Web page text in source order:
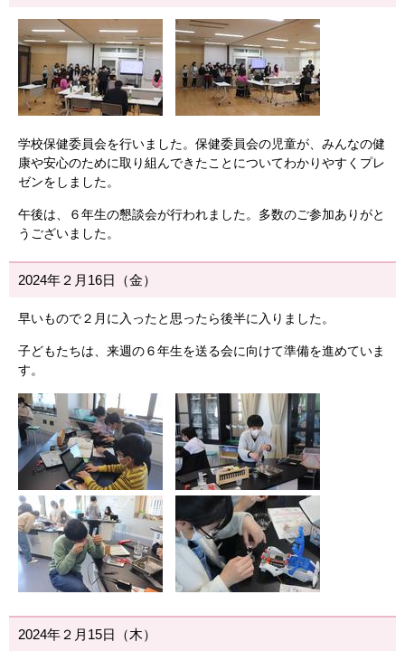
学校保健委員会を行いました。保健委員会の児童が、みんなの健
康や安心のために取り組んできたことについてわかりやすくプレ
ゼンをしました。
午後は、６年生の懇談会が行われました。多数のご参加ありがと
うございました。
2024年２月16日（金）
早いもので２月に入ったと思ったら後半に入りました。
子どもたちは、来週の６年生を送る会に向けて準備を進めていま
す。
2024年２月15日（木）